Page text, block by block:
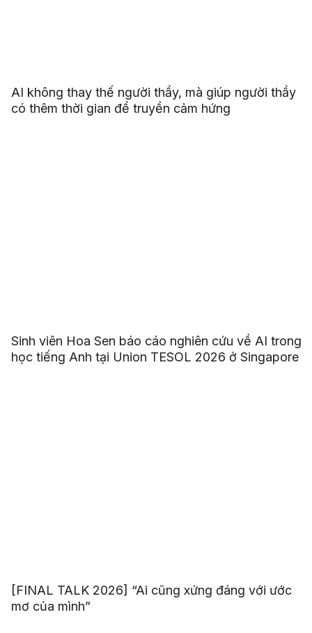
AI không thay thế người thầy, mà giúp người thầy
có thêm thời gian để truyền cảm hứng
Sinh viên Hoa Sen báo cáo nghiên cứu về AI trong
học tiếng Anh tại Union TESOL 2026 ở Singapore
[FINAL TALK 2026] “Ai cũng xứng đáng với ước
mơ của mình”